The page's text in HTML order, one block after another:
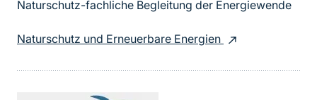
Naturschutz-fachliche Begleitung der Energiewende
Naturschutz und Erneuerbare Energien